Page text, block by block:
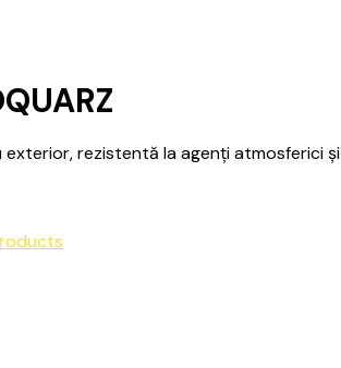
rezistentă la agenți atmosferici și